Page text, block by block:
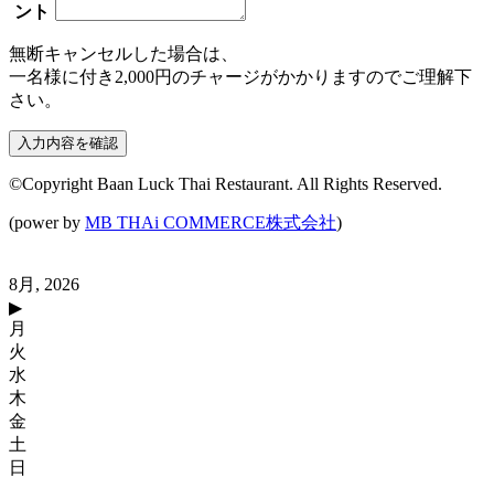
ント
無断キャンセルした場合は、
一名様に付き2,000円のチャージがかかりますのでご理解下
さい。
©Copyright Baan Luck Thai Restaurant. All Rights Reserved.
(power by MB THAi COMMERCE株式会社)
8月, 2026
▶
月
火
水
木
金
土
日